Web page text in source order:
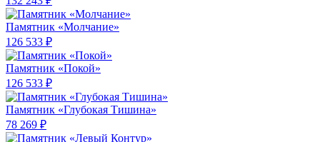
Памятник «Молчание»
126 533 ₽
Памятник «Покой»
126 533 ₽
Памятник «Глубокая Тишина»
78 269 ₽